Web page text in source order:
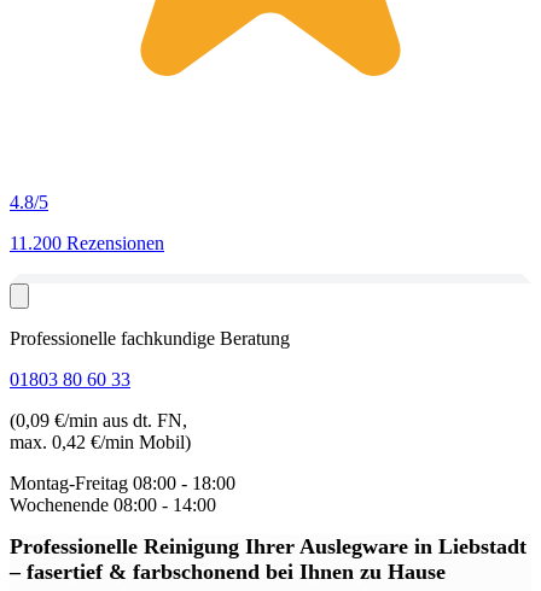
4.8/5
11.200 Rezensionen
Professionelle fachkundige Beratung
01803 80 60 33
(0,09 €/min aus dt. FN,
max. 0,42 €/min Mobil)
Montag-Freitag 08:00 - 18:00
Wochenende 08:00 - 14:00
Professionelle Reinigung Ihrer Auslegware in Liebstadt
– fasertief & farbschonend bei Ihnen zu Hause